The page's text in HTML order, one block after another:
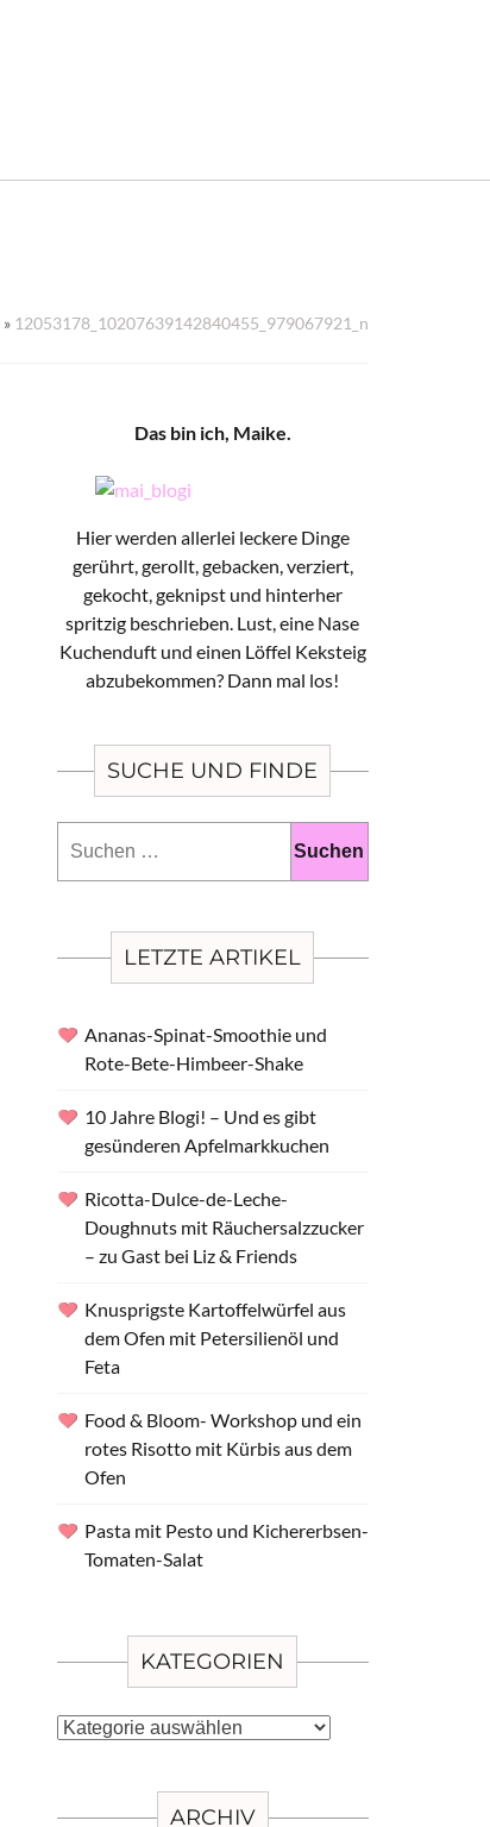
» 12053178_10207639142840455_979067921_n
Das bin ich, Maike.
Hier werden allerlei leckere Dinge
gerührt, gerollt, gebacken, verziert,
gekocht, geknipst und hinterher
spritzig beschrieben. Lust, eine Nase
Kuchenduft und einen Löffel Keksteig
abzubekommen? Dann mal los!
SUCHE UND FINDE
nach:
LETZTE ARTIKEL
Ananas-Spinat-Smoothie und
Rote-Bete-Himbeer-Shake
10 Jahre Blogi! – Und es gibt
gesünderen Apfelmarkkuchen
Ricotta-Dulce-de-Leche-
Doughnuts mit Räuchersalzzucker
– zu Gast bei Liz & Friends
Knusprigste Kartoffelwürfel aus
dem Ofen mit Petersilienöl und
Feta
Food & Bloom- Workshop und ein
rotes Risotto mit Kürbis aus dem
Ofen
Pasta mit Pesto und Kichererbsen-
Tomaten-Salat
KATEGORIEN
Kategorien
ARCHIV